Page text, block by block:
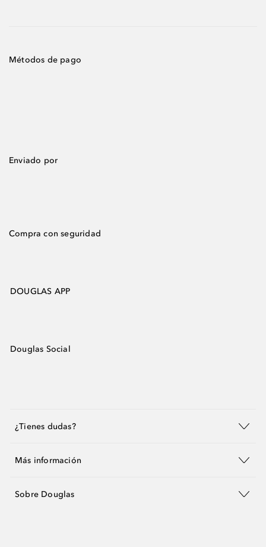
Métodos de pago
Enviado por
Compra con seguridad
DOUGLAS APP
Douglas Social
¿Tienes dudas?
Más información
Sobre Douglas